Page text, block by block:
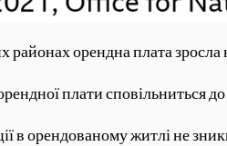
орендна плата
плати сповільниться
в орендованому житлі не